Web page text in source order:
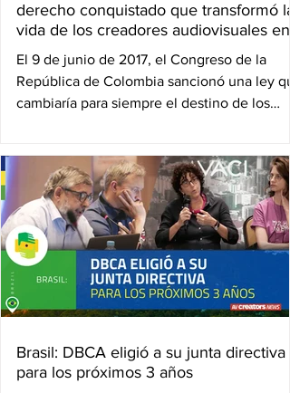
derecho conquistado que transformó la
vida de los creadores audiovisuales en
Colombia
El 9 de junio de 2017, el Congreso de la
República de Colombia sancionó una ley
cambiaría para siempre el destino de los
Brasil: DBCA eligió a su junta directiva
para los próximos 3 años